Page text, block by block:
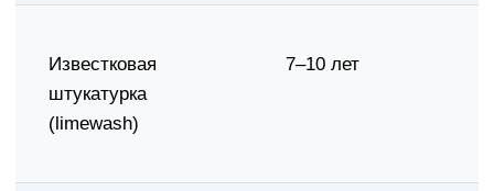
Известковая
штукатурка
(limewash)
7–10 лет